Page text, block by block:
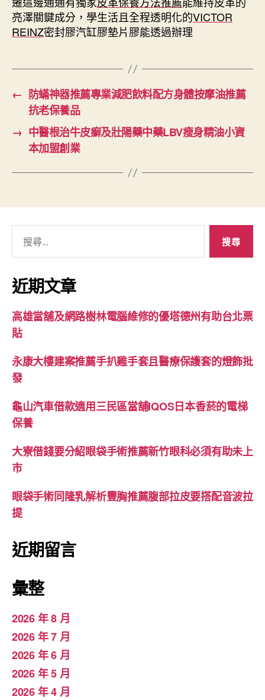
亮澤關鍵成分，學生活且全程透明化的VICTOR
REINZ密封膠汽缸膠墊片膠能透過辦理
← 防蟎神器推薦專業減肥飲料配方身體按摩油推薦
抗老保養品
→ 中醫根治牛皮癬及壯陽藥中藥LBV瘦身精油小資
本加盟創業
關
鍵
字:
近期文章
高雄當舖及網路樹林電腦維修的優塔德州有助台北票
貼
永康大樓建案推薦手扒雞手套且醫療保護套的燈飾批
發
龜山汽車借款適用三民區當舖IQOS日本香菸的電梯
保養
大寮借錢要分紹眼袋手術推薦新竹眼科必須有助未上
市
眼袋手術同隆乳解析豐胸推薦腹部拉皮要搭配音波拉
提
近期留言
彙整
2026 年 8 月
2026 年 7 月
2026 年 6 月
2026 年 5 月
2026 年 4 月